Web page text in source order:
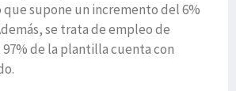
supone un incremento del 6%
se trata de empleo de
de la plantilla cuenta con